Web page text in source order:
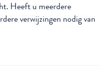
Heeft u meerdere
verwijzingen nodig van